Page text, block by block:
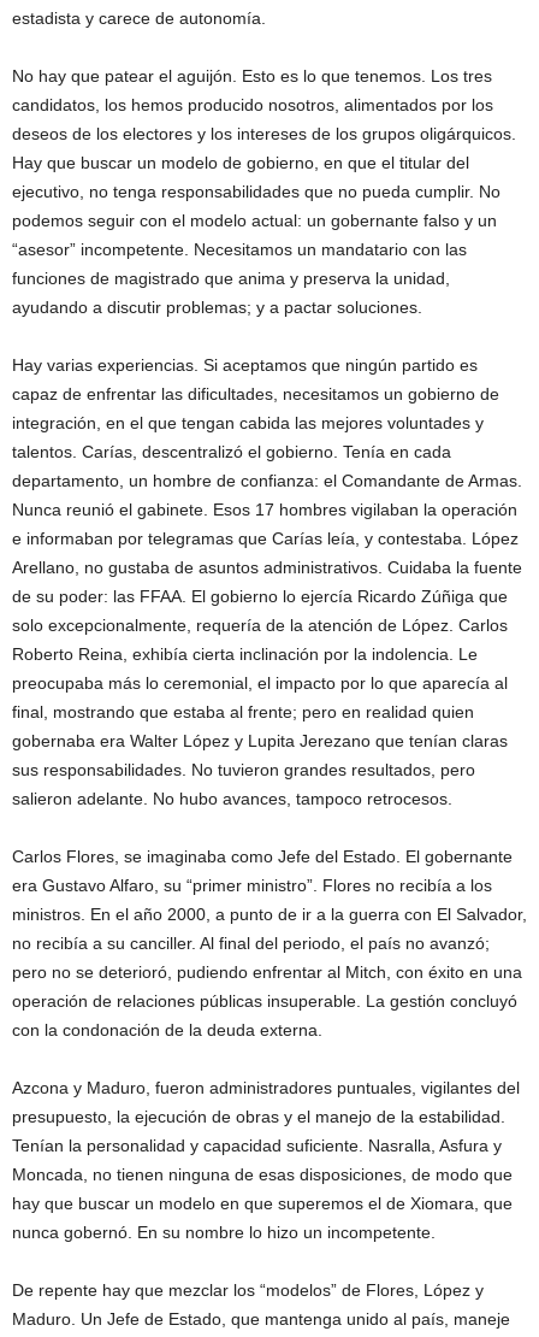
estadista y carece de autonomía.
No hay que patear el aguijón. Esto es lo que tenemos. Los tres
candidatos, los hemos producido nosotros, alimentados por los
deseos de los electores y los intereses de los grupos oligárquicos.
Hay que buscar un modelo de gobierno, en que el titular del
ejecutivo, no tenga responsabilidades que no pueda cumplir. No
podemos seguir con el modelo actual: un gobernante falso y un
“asesor” incompetente. Necesitamos un mandatario con las
funciones de magistrado que anima y preserva la unidad,
ayudando a discutir problemas; y a pactar soluciones.
Hay varias experiencias. Si aceptamos que ningún partido es
capaz de enfrentar las dificultades, necesitamos un gobierno de
integración, en el que tengan cabida las mejores voluntades y
talentos. Carías, descentralizó el gobierno. Tenía en cada
departamento, un hombre de confianza: el Comandante de Armas.
Nunca reunió el gabinete. Esos 17 hombres vigilaban la operación
e informaban por telegramas que Carías leía, y contestaba. López
Arellano, no gustaba de asuntos administrativos. Cuidaba la fuente
de su poder: las FFAA. El gobierno lo ejercía Ricardo Zúñiga que
solo excepcionalmente, requería de la atención de López. Carlos
Roberto Reina, exhibía cierta inclinación por la indolencia. Le
preocupaba más lo ceremonial, el impacto por lo que aparecía al
final, mostrando que estaba al frente; pero en realidad quien
gobernaba era Walter López y Lupita Jerezano que tenían claras
sus responsabilidades. No tuvieron grandes resultados, pero
salieron adelante. No hubo avances, tampoco retrocesos.
Carlos Flores, se imaginaba como Jefe del Estado. El gobernante
era Gustavo Alfaro, su “primer ministro”. Flores no recibía a los
ministros. En el año 2000, a punto de ir a la guerra con El Salvador,
no recibía a su canciller. Al final del periodo, el país no avanzó;
pero no se deterioró, pudiendo enfrentar al Mitch, con éxito en una
operación de relaciones públicas insuperable. La gestión concluyó
con la condonación de la deuda externa.
Azcona y Maduro, fueron administradores puntuales, vigilantes del
presupuesto, la ejecución de obras y el manejo de la estabilidad.
Tenían la personalidad y capacidad suficiente. Nasralla, Asfura y
Moncada, no tienen ninguna de esas disposiciones, de modo que
hay que buscar un modelo en que superemos el de Xiomara, que
nunca gobernó. En su nombre lo hizo un incompetente.
De repente hay que mezclar los “modelos” de Flores, López y
Maduro. Un Jefe de Estado, que mantenga unido al país, maneje